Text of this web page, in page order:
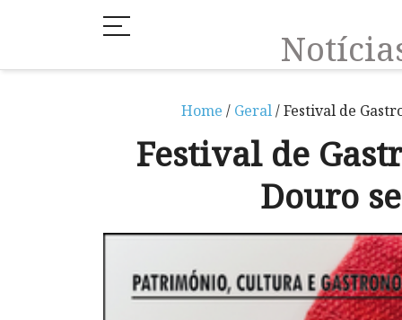
Home / Geral/ Festival de
Festival de
Douro